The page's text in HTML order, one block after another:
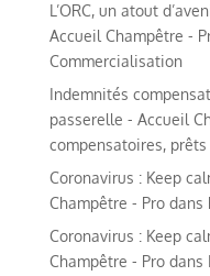
L’ORC, un atout
Accueil Champêtre -
Commercialisation
Indemnités
passerelle - Accueil
compensatoires,
Coronavirus : Keep
Champêtre - Prodans
Coronavirus : Keep
Champêtre - Prodans